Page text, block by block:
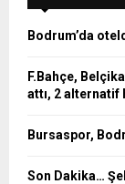
Bodrum’da
F.Bahçe,
attı, 2 alternatif
Bursaspor,
Son Dakika…